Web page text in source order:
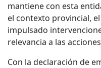
mantiene con esta
el contexto provincial,
impulsado
relevancia a las
Con la declaración de